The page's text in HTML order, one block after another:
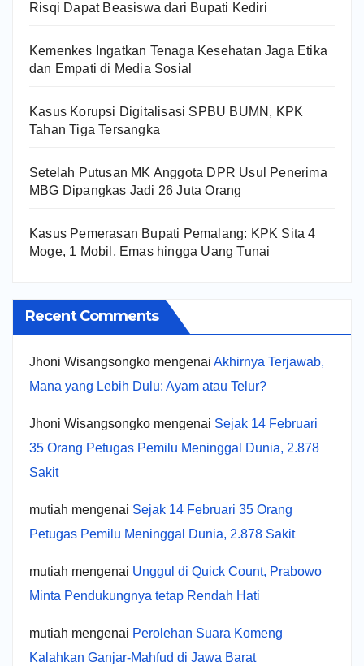
Risqi Dapat Beasiswa dari Bupati Kediri
Kemenkes Ingatkan Tenaga Kesehatan Jaga Etika
dan Empati di Media Sosial
Kasus Korupsi Digitalisasi SPBU BUMN, KPK
Tahan Tiga Tersangka
Setelah Putusan MK Anggota DPR Usul Penerima
MBG Dipangkas Jadi 26 Juta Orang
Kasus Pemerasan Bupati Pemalang: KPK Sita 4
Moge, 1 Mobil, Emas hingga Uang Tunai
Recent Comments
Jhoni Wisangsongko mengenai Akhirnya Terjawab,
Mana yang Lebih Dulu: Ayam atau Telur?
Jhoni Wisangsongko mengenai Sejak 14 Februari
35 Orang Petugas Pemilu Meninggal Dunia, 2.878
Sakit
mutiah mengenai Sejak 14 Februari 35 Orang
Petugas Pemilu Meninggal Dunia, 2.878 Sakit
mutiah mengenai Unggul di Quick Count, Prabowo
Minta Pendukungnya tetap Rendah Hati
mutiah mengenai Perolehan Suara Komeng
Kalahkan Ganjar-Mahfud di Jawa Barat